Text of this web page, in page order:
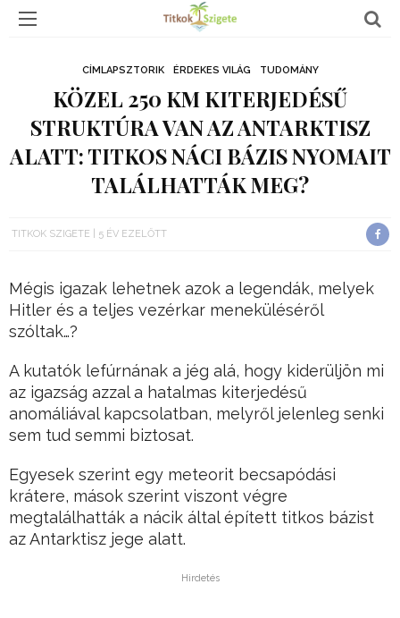
CÍMLAPSZTORIK ÉRDEKES VILÁG TUDOMÁNY
KÖZEL 250 KM KITERJEDÉSŰ
STRUKTÚRA VAN AZ ANTARKTISZ
ALATT: TITKOS NÁCI BÁZIS NYOMAIT
TALÁLHATTÁK MEG?
TITKOK SZIGETE 5 ÉV EZELŐTT
Mégis igazak lehetnek azok a legendák, melyek
Hitler és a teljes vezérkar meneküléséről
szóltak…?
A kutatók lefúrnának a jég alá, hogy kiderüljön mi
az igazság azzal a hatalmas kiterjedésű
anomáliával kapcsolatban, melyről jelenleg senki
sem tud semmi biztosat.
Egyesek szerint egy meteorit becsapódási
krátere, mások szerint viszont végre
megtalálhatták a nácik által épített titkos bázist
az Antarktisz jege alatt.
Hirdetés